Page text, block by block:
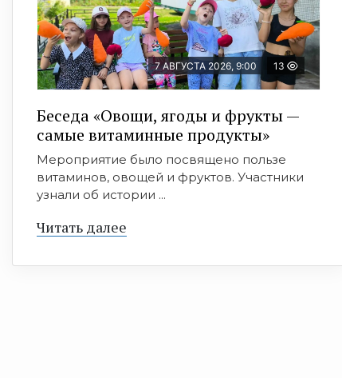
7 АВГУСТА 2026, 9:00 13
Беседа «Овощи, ягоды и фрукты —
самые витаминные продукты»
Мероприятие было посвящено пользе
витаминов, овощей и фруктов. Участники
узнали об истории ...
Читать далее